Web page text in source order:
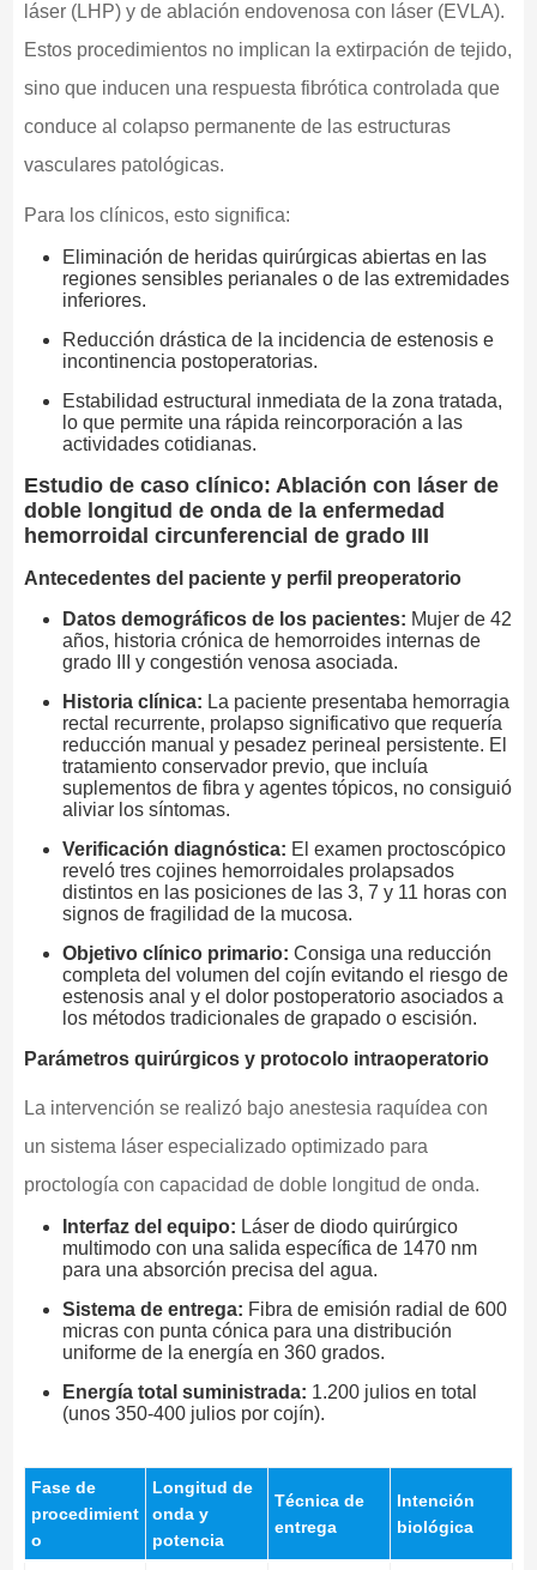
láser (LHP) y de ablación endovenosa con láser (EVLA).
Estos procedimientos no implican la extirpación de tejido,
sino que inducen una respuesta fibrótica controlada que
conduce al colapso permanente de las estructuras
vasculares patológicas.
Para los clínicos, esto significa:
Eliminación de heridas quirúrgicas abiertas en las
regiones sensibles perianales o de las extremidades
inferiores.
Reducción drástica de la incidencia de estenosis e
incontinencia postoperatorias.
Estabilidad estructural inmediata de la zona tratada,
lo que permite una rápida reincorporación a las
actividades cotidianas.
Estudio de caso clínico: Ablación con láser de
doble longitud de onda de la enfermedad
hemorroidal circunferencial de grado III
Antecedentes del paciente y perfil preoperatorio
Datos demográficos de los pacientes: Mujer de 42
años, historia crónica de hemorroides internas de
grado III y congestión venosa asociada.
Historia clínica: La paciente presentaba hemorragia
rectal recurrente, prolapso significativo que requería
reducción manual y pesadez perineal persistente. El
tratamiento conservador previo, que incluía
suplementos de fibra y agentes tópicos, no consiguió
aliviar los síntomas.
Verificación diagnóstica: El examen proctoscópico
reveló tres cojines hemorroidales prolapsados
distintos en las posiciones de las 3, 7 y 11 horas con
signos de fragilidad de la mucosa.
Objetivo clínico primario: Consiga una reducción
completa del volumen del cojín evitando el riesgo de
estenosis anal y el dolor postoperatorio asociados a
los métodos tradicionales de grapado o escisión.
Parámetros quirúrgicos y protocolo intraoperatorio
La intervención se realizó bajo anestesia raquídea con
un sistema láser especializado optimizado para
proctología con capacidad de doble longitud de onda.
Interfaz del equipo: Láser de diodo quirúrgico
multimodo con una salida específica de 1470 nm
para una absorción precisa del agua.
Sistema de entrega: Fibra de emisión radial de 600
micras con punta cónica para una distribución
uniforme de la energía en 360 grados.
Energía total suministrada: 1.200 julios en total
(unos 350-400 julios por cojín).
Fase de
procedimient
o
Longitud de
onda y
potencia
Técnica de
entrega
Intención
biológica